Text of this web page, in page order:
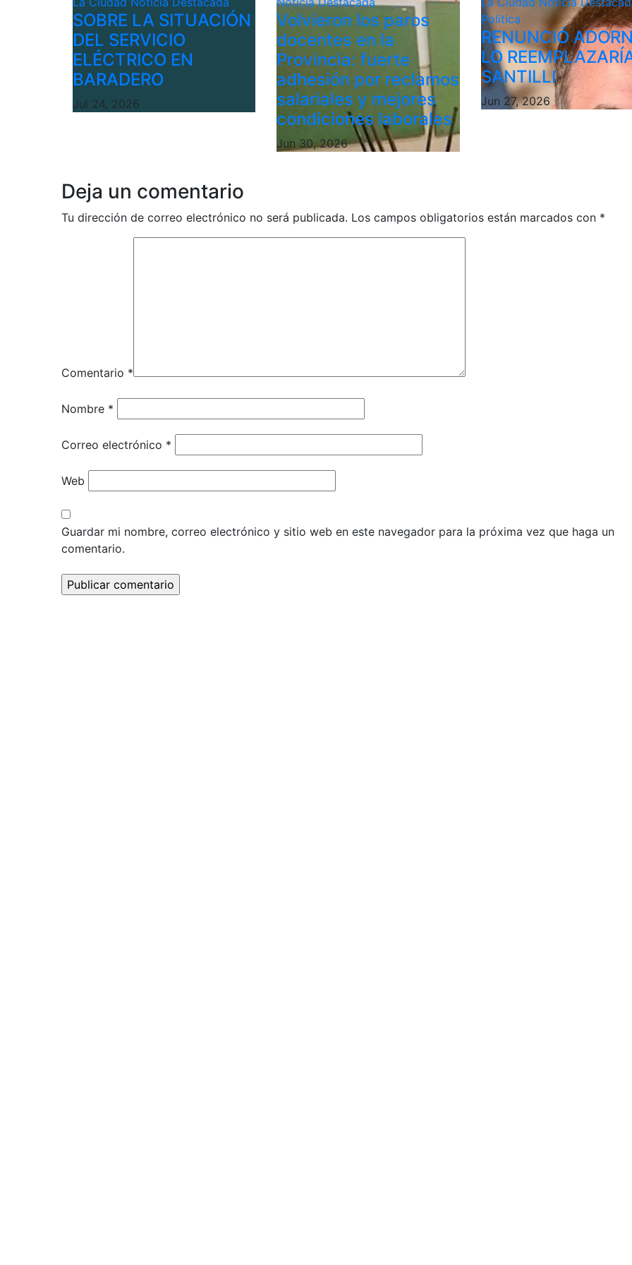
SOBRE LA SITUACIÓN
DEL SERVICIO
ELÉCTRICO EN
BARADERO
Jul 24, 2026
Volvieron los paros
docentes en la
Provincia: fuerte
adhesión por reclamos
salariales y mejores
condiciones laborales
Jun 30, 2026
Politica
RENUNCIÓ
LO
SANTILLI
Jun 27, 2026
Deja un comentario
Tu dirección de correo electrónico no será publicada. Los campos obligatorios están marcados con *
Comentario *
Nombre *
Correo electrónico *
Web
Guardar mi nombre, correo electrónico y sitio web en este navegador para la próxima vez que haga un
comentario.